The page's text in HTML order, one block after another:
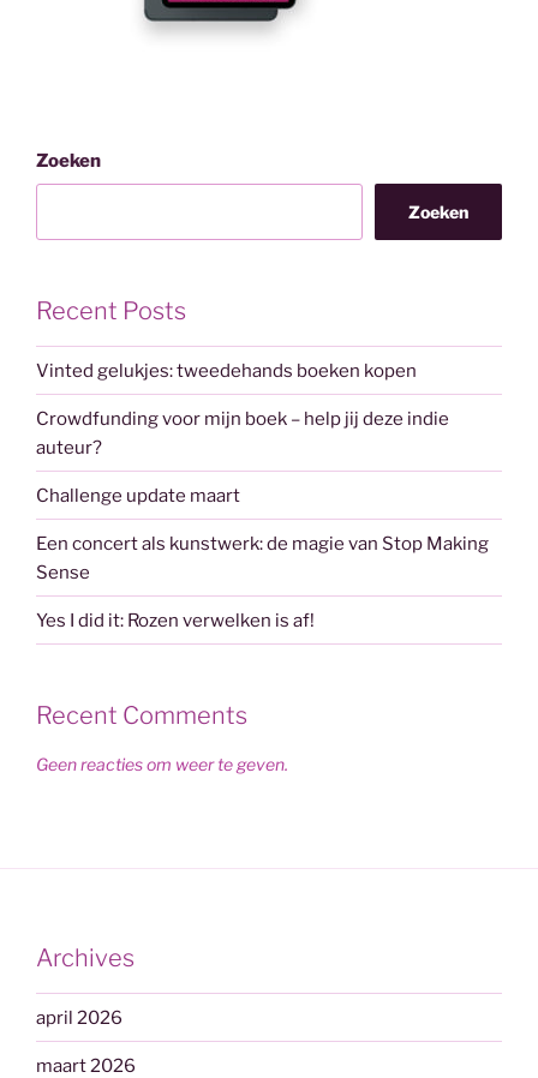
Zoeken
Zoeken
Recent Posts
Vinted gelukjes: tweedehands boeken kopen
Crowdfunding voor mijn boek – help jij deze indie
auteur?
Challenge update maart
Een concert als kunstwerk: de magie van Stop Making
Sense
Yes I did it: Rozen verwelken is af!
Recent Comments
Geen reacties om weer te geven.
Archives
april 2026
maart 2026